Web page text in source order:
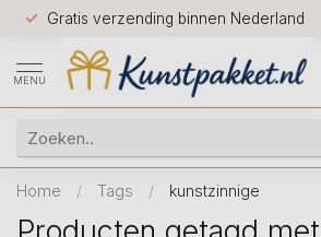
Gratis verzending binnen Nederland
MENU
Home / Tags / kunstzinnige